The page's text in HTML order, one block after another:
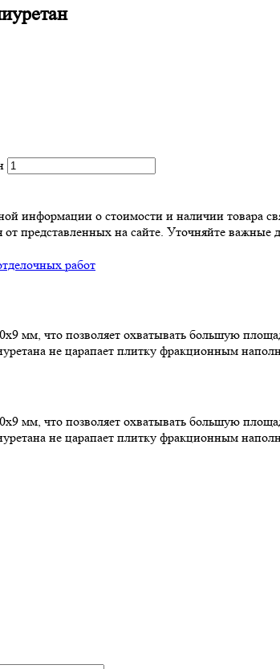
информации о стоимости и наличии товара
представленных на сайте. Уточняйте важные
работ
мм, что позволяет охватывать большую
не царапает плитку фракционным
мм, что позволяет охватывать большую
не царапает плитку фракционным